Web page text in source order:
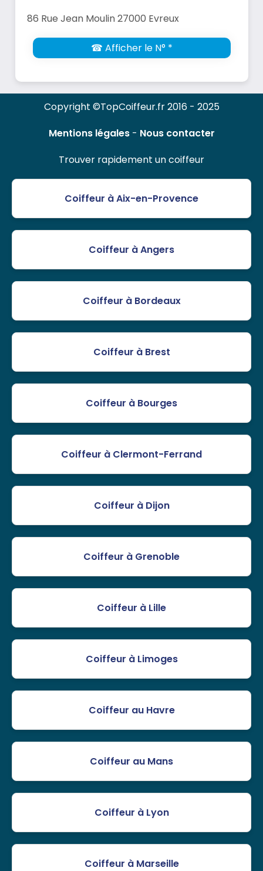
86 Rue Jean Moulin 27000 Evreux
☎ Afficher le N° *
Copyright ©TopCoiffeur.fr 2016 - 2025
Mentions légales- Nous contacter
Trouver rapidement un coiffeur
Coiffeur à Aix-en-Provence
Coiffeur à Angers
Coiffeur à Bordeaux
Coiffeur à Brest
Coiffeur à Bourges
Coiffeur à Clermont-Ferrand
Coiffeur à Dijon
Coiffeur à Grenoble
Coiffeur à Lille
Coiffeur à Limoges
Coiffeur au Havre
Coiffeur au Mans
Coiffeur à Lyon
Coiffeur à Marseille